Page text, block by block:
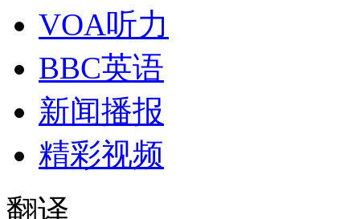
VOA听力
BBC英语
新闻播报
精彩视频
翻译